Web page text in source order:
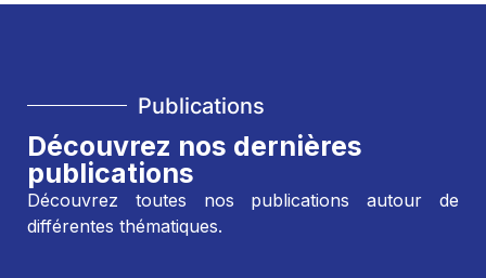
Publications
Découvrez nos dernières
publications
Découvrez toutes nos publications autour de
différentes thématiques.